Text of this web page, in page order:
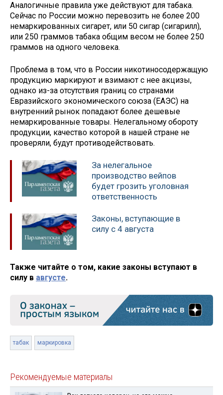
Аналогичные правила уже действуют для табака.
Сейчас по России можно перевозить не более 200
немаркированных сигарет, или 50 сигар (сигарилл),
или 250 граммов табака общим весом не более 250
граммов на одного человека.
Проблема в том, что в России никотиносодержащую
продукцию маркируют и взимают с нее акцизы,
однако из-за отсутствия границ со странами
Евразийского экономического союза (ЕАЭС) на
внутренний рынок попадают более дешевые
немаркированные товары. Нелегальному обороту
продукции, качество которой в нашей стране не
проверяли, будут противодействовать.
За нелегальное
производство вейпов
будет грозить уголовная
ответственность
Законы, вступающие в
силу с 4 августа
Также читайте о том, какие законы вступают в
силу в августе.
табак маркировка
Рекомендуемые материалы